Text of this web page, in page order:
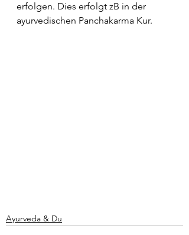
erfolgen. Dies erfolgt zB in der
ayurvedischen Panchakarma Kur.
Ayurveda & Du